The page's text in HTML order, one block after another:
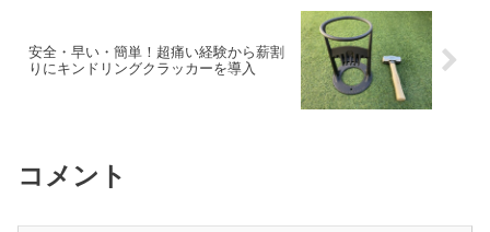
安全・早い・簡単！超痛い経験から薪割
りにキンドリングクラッカーを導入
コメント